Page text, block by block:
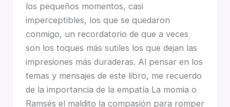
los pequeños momentos, casi
imperceptibles, los que se quedaron
conmigo, un recordatorio de que a veces
son los toques más sutiles los que dejan las
impresiones más duraderas. Al pensar en los
temas y mensajes de este libro, me recuerdo
de la importancia de la empatía La momia o
Ramsés el maldito la compasión para romper